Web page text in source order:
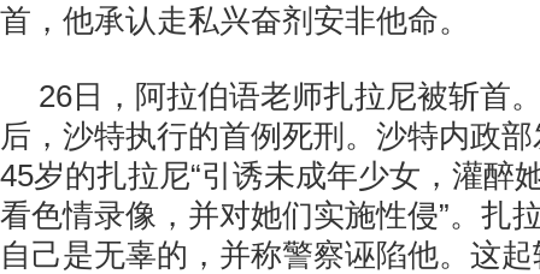
首，他承认走私兴奋剂安非他命。
26日，阿拉伯语老师扎拉尼被斩首
后，沙特执行的首例死刑。沙特内政
45岁的扎拉尼“引诱未成年少女，灌醉
看色情录像，并对她们实施性侵”。扎
自己是无辜的，并称警察诬陷他。这